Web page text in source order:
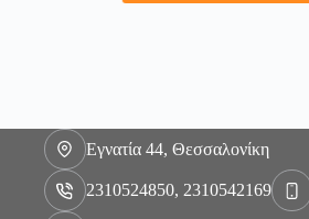
Εγνατία 44, Θεσσαλονίκη
2310524850, 2310542169